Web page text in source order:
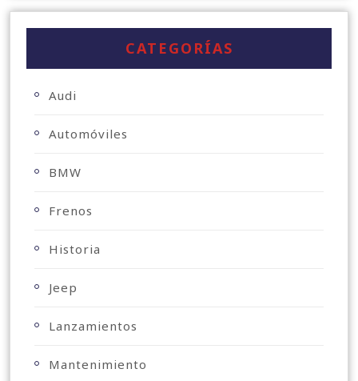
CATEGORÍAS
Audi
Automóviles
BMW
Frenos
Historia
Jeep
Lanzamientos
Mantenimiento